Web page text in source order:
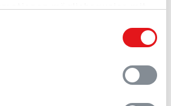
oder die sie im Rahmen
9 bis 16 Uhr